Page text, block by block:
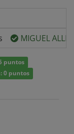
MIGUEL
puntos
0 puntos